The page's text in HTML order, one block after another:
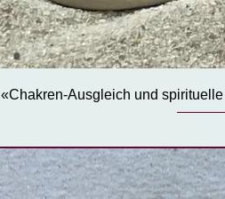
«Chakren-Ausgleich und